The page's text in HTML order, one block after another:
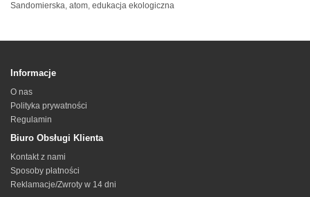
Sandomierska, atom, edukacja ekologiczna
Informacje
O nas
Polityka prywatności
Regulamin
Biuro Obsługi Klienta
Kontakt z nami
Sposoby płatności
Reklamacje/Zwroty w 14 dni